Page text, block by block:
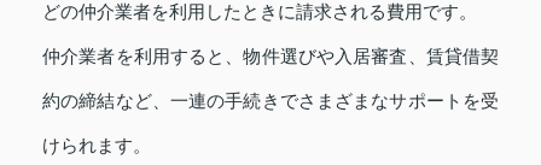
どの仲介業者を利用したときに請求される費用です。
仲介業者を利用すると、物件選びや入居審査、賃貸借契
約の締結など、一連の手続きでさまざまなサポートを受
けられます。